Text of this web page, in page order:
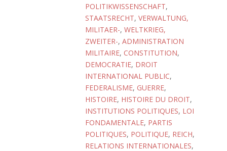
POLITIKWISSENSCHAFT,
STAATSRECHT, VERWALTUNG,
MILITAER-, WELTKRIEG,
ZWEITER-, ADMINISTRATION
MILITAIRE, CONSTITUTION,
DEMOCRATIE, DROIT
INTERNATIONAL PUBLIC,
FEDERALISME, GUERRE,
HISTOIRE, HISTOIRE DU DROIT,
INSTITUTIONS POLITIQUES, LOI
FONDAMENTALE, PARTIS
POLITIQUES, POLITIQUE, REICH,
RELATIONS INTERNATIONALES,